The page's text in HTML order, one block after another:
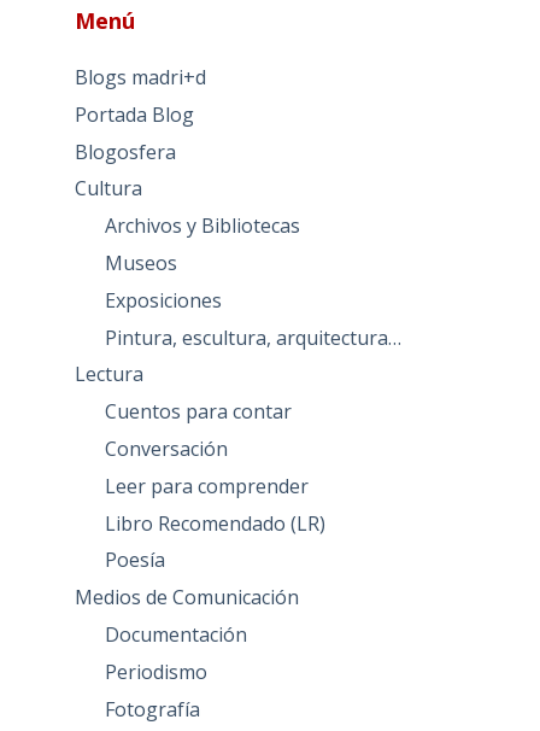
Menú
Blogs madri+d
Portada Blog
Blogosfera
Cultura
Archivos y Bibliotecas
Museos
Exposiciones
Pintura, escultura, arquitectura…
Lectura
Cuentos para contar
Conversación
Leer para comprender
Libro Recomendado (LR)
Poesía
Medios de Comunicación
Documentación
Periodismo
Fotografía